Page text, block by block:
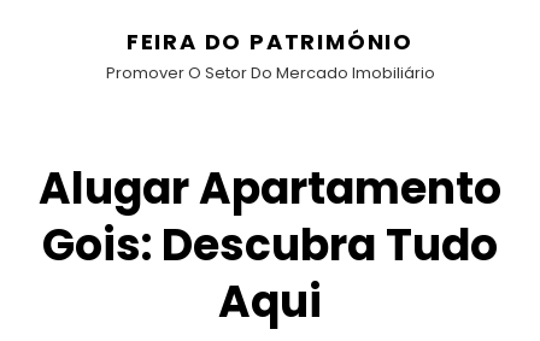
FEIRA DO PATRIMÓNIO
Promover O Setor Do Mercado Imobiliário
Alugar Apartamento
Gois: Descubra Tudo
Aqui